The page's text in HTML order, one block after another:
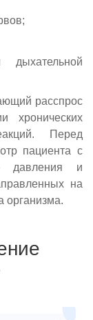
расспрос
хронических
Перед
пациента с
давления и
на
организма.